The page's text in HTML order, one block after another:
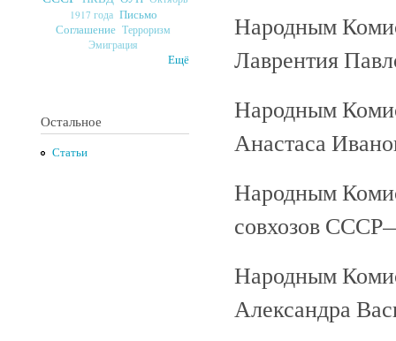
1917 года Письмо
Соглашение Терроризм
Эмиграция
Ещё
Остальное
Статьи
Народным
Лаврентия
Народным
Анастаса
Народным
совхозов
Народным
Александра